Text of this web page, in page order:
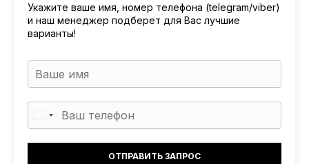
Укажите ваше имя, номер телефона (telegram/viber)
и наш менеджер подберет для Вас лучшие
варианты!